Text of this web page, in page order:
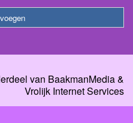
van BaakmanMedia&
Vrolijk Internet Services